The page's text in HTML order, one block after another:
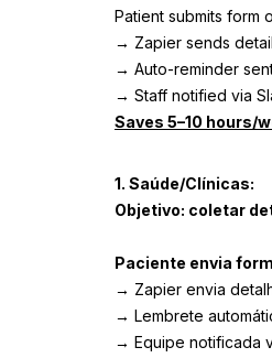
Patient submits form
→ Zapier sends
→ Auto-reminder
→ Staff notified via
Saves 5–10 hours/
1. Saúde/Clínicas:
Objetivo: coletar
Paciente envia
→ Zapier envia
→ Lembrete
→ Equipe notificada